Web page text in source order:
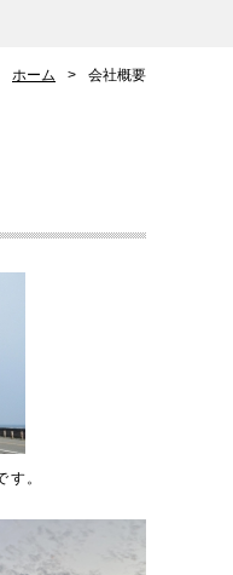
ホーム 会社概要
す。